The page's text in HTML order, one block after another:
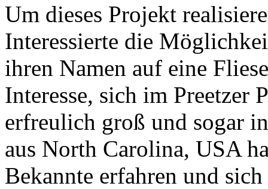
Um dieses Projekt
Interessierte die
ihren Namen auf eine
Interesse, sich im Preetzer
erfreulich groß und sogar
aus North Carolina, USA
Bekannte erfahren und